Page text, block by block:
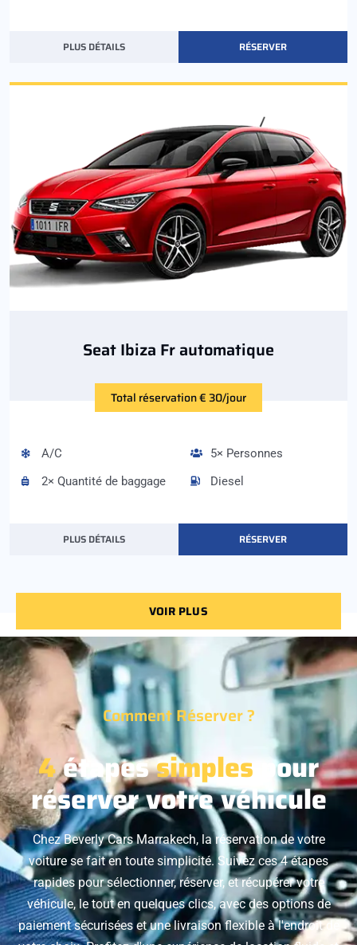
PLUS DÉTAILS RÉSERVER
Seat Ibiza Fr automatique
Total réservation € 30/jour
A/C
2× Quantité de baggage
5× Personnes
Diesel
PLUS DÉTAILS RÉSERVER
VOIR PLUS
Comment Réserver ?
4étapessimples pour
réserver votre véhicule
Chez Beverly Cars Marrakech, la réservation de votre
voiture se fait en toute simplicité. Suivez ces 4 étapes
rapides pour sélectionner, réserver, et récupérer votre
véhicule, le tout en quelques clics, avec des options de
paiement sécurisées et une livraison flexible à l'endroit de